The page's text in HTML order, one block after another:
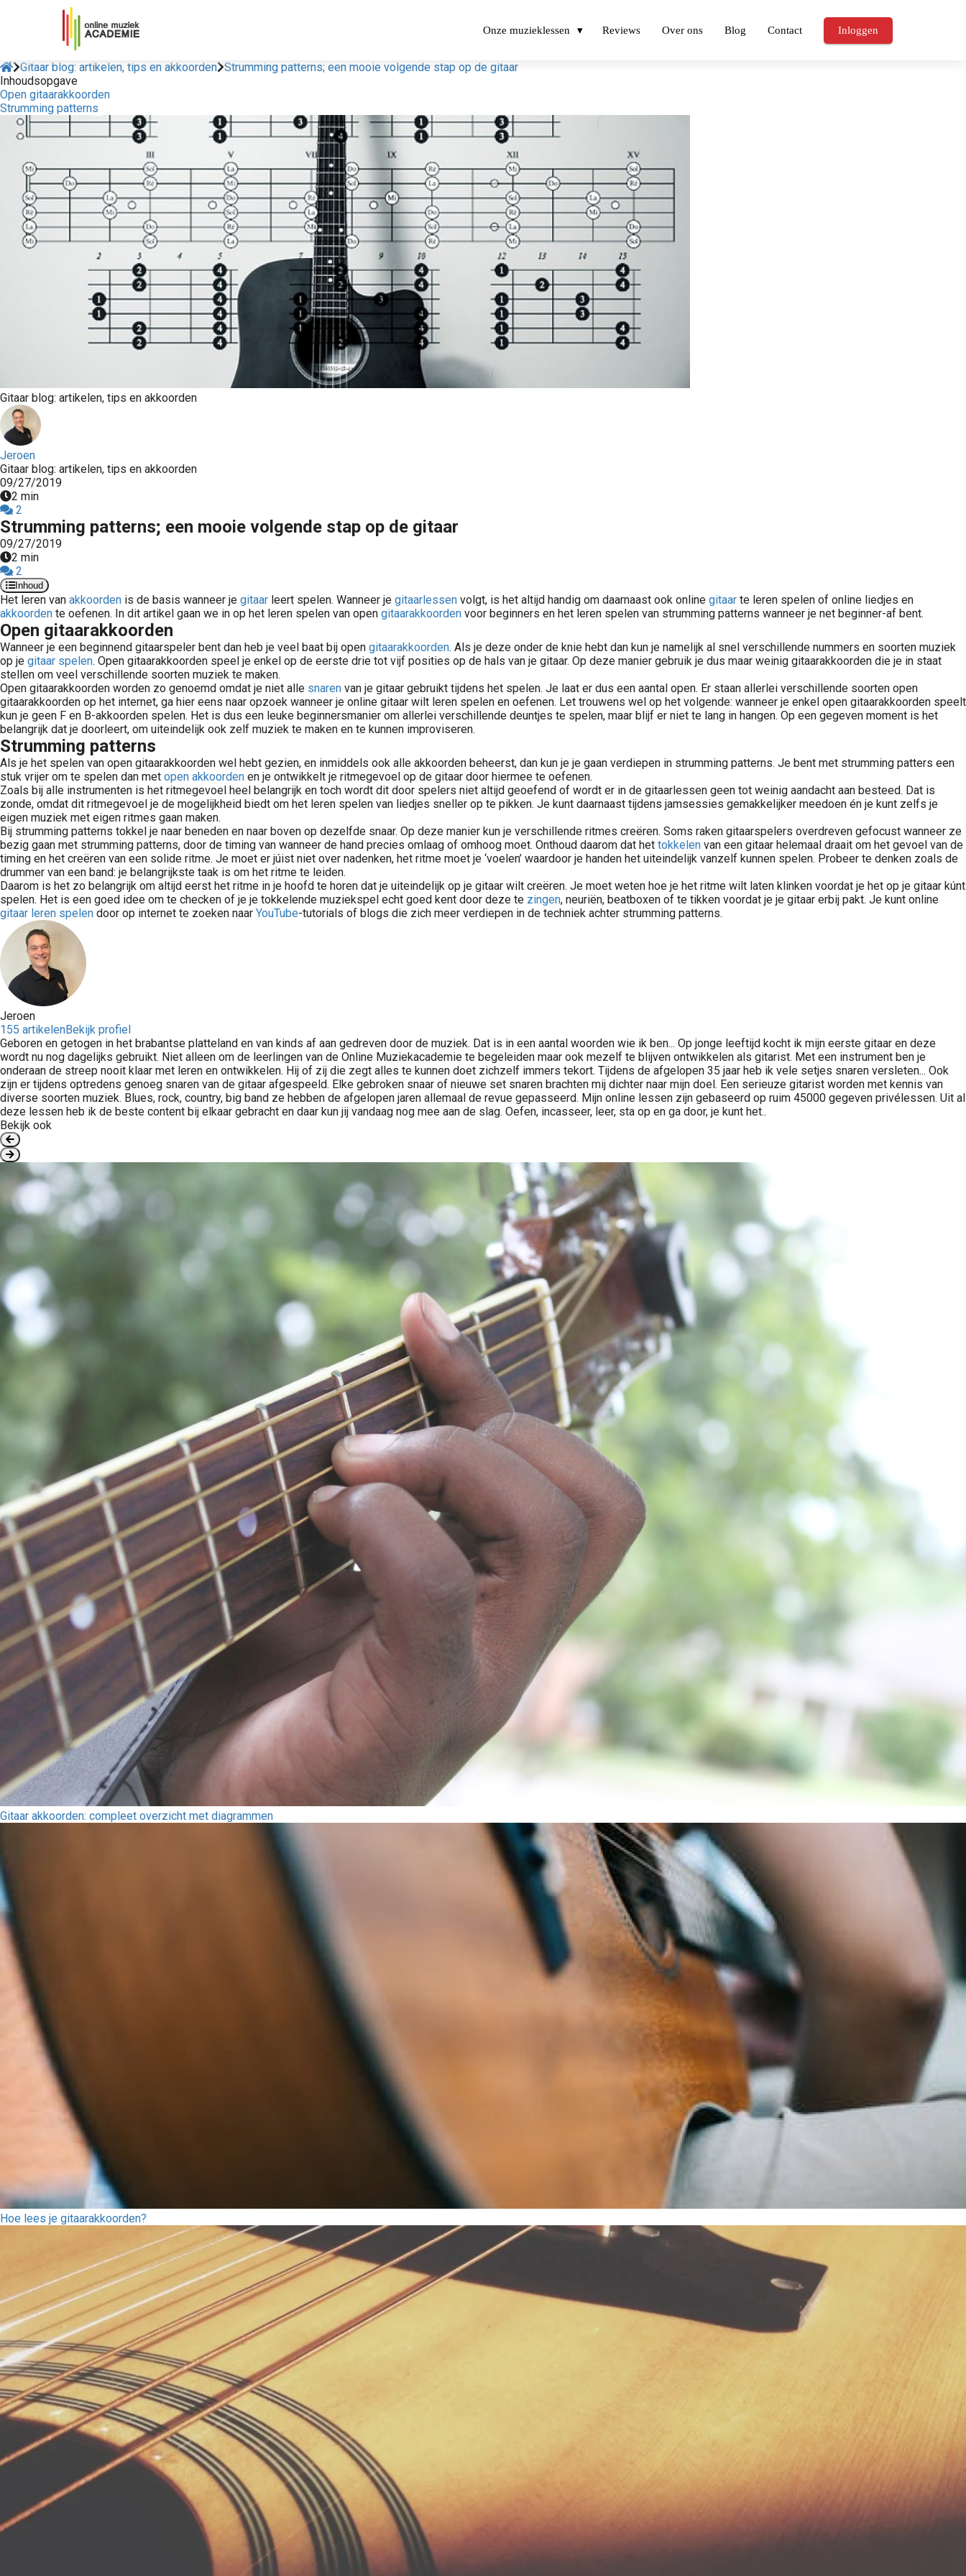
Onze muzieklessen Reviews Over ons Blog Contact Inloggen
Gitaar blog: artikelen, tips en akkoorden Strumming patterns; een mooie volgende stap op de gitaar
Inhoudsopgave
Open gitaarakkoorden
Strumming patterns
Gitaar blog: artikelen, tips en akkoorden
Jeroen
Gitaar blog: artikelen, tips en akkoorden
09/27/2019
2 min
2
Strumming patterns; een mooie volgende stap op de gitaar
09/27/2019
2 min
2
Inhoud
Het leren van akkoorden is de basis wanneer je gitaar leert spelen. Wanneer je gitaarlessen volgt, is het altijd handig om daarnaast ook online gitaar te leren spelen of online liedjes en
akkoorden te oefenen. In dit artikel gaan we in op het leren spelen van open gitaarakkoorden voor beginners en het leren spelen van strumming patterns wanneer je net beginner-af bent.
Open gitaarakkoorden
Wanneer je een beginnend gitaarspeler bent dan heb je veel baat bij open gitaarakkoorden. Als je deze onder de knie hebt dan kun je namelijk al snel verschillende nummers en soorten muziek
op je gitaar spelen. Open gitaarakkoorden speel je enkel op de eerste drie tot vijf posities op de hals van je gitaar. Op deze manier gebruik je dus maar weinig gitaarakkoorden die je in staat
stellen om veel verschillende soorten muziek te maken.
Open gitaarakkoorden worden zo genoemd omdat je niet alle snaren van je gitaar gebruikt tijdens het spelen. Je laat er dus een aantal open. Er staan allerlei verschillende soorten open
gitaarakkoorden op het internet, ga hier eens naar opzoek wanneer je online gitaar wilt leren spelen en oefenen. Let trouwens wel op het volgende: wanneer je enkel open gitaarakkoorden speelt
kun je geen F en B-akkoorden spelen. Het is dus een leuke beginnersmanier om allerlei verschillende deuntjes te spelen, maar blijf er niet te lang in hangen. Op een gegeven moment is het
belangrijk dat je doorleert, om uiteindelijk ook zelf muziek te maken en te kunnen improviseren.
Strumming patterns
Als je het spelen van open gitaarakkoorden wel hebt gezien, en inmiddels ook alle akkoorden beheerst, dan kun je je gaan verdiepen in strumming patterns. Je bent met strumming patters een
stuk vrijer om te spelen dan met open akkoorden en je ontwikkelt je ritmegevoel op de gitaar door hiermee te oefenen.
Zoals bij alle instrumenten is het ritmegevoel heel belangrijk en toch wordt dit door spelers niet altijd geoefend of wordt er in de gitaarlessen geen tot weinig aandacht aan besteed. Dat is
zonde, omdat dit ritmegevoel je de mogelijkheid biedt om het leren spelen van liedjes sneller op te pikken. Je kunt daarnaast tijdens jamsessies gemakkelijker meedoen én je kunt zelfs je
eigen muziek met eigen ritmes gaan maken.
Bij strumming patterns tokkel je naar beneden en naar boven op dezelfde snaar. Op deze manier kun je verschillende ritmes creëren. Soms raken gitaarspelers overdreven gefocust wanneer ze
bezig gaan met strumming patterns, door de timing van wanneer de hand precies omlaag of omhoog moet. Onthoud daarom dat het tokkelen van een gitaar helemaal draait om het gevoel van de
timing en het creëren van een solide ritme. Je moet er júist niet over nadenken, het ritme moet je ‘voelen’ waardoor je handen het uiteindelijk vanzelf kunnen spelen. Probeer te denken zoals de
drummer van een band: je belangrijkste taak is om het ritme te leiden.
Daarom is het zo belangrijk om altijd eerst het ritme in je hoofd te horen dat je uiteindelijk op je gitaar wilt creëren. Je moet weten hoe je het ritme wilt laten klinken voordat je het op je gitaar kúnt
spelen. Het is een goed idee om te checken of je je tokkelende muziekspel echt goed kent door deze te zingen, neuriën, beatboxen of te tikken voordat je je gitaar erbij pakt. Je kunt online
gitaar leren spelen door op internet te zoeken naar YouTube-tutorials of blogs die zich meer verdiepen in de techniek achter strumming patterns.
Jeroen
155 artikelenBekijk profiel
Geboren en getogen in het brabantse platteland en van kinds af aan gedreven door de muziek. Dat is in een aantal woorden wie ik ben... Op jonge leeftijd kocht ik mijn eerste gitaar en deze
wordt nu nog dagelijks gebruikt. Niet alleen om de leerlingen van de Online Muziekacademie te begeleiden maar ook mezelf te blijven ontwikkelen als gitarist. Met een instrument ben je
onderaan de streep nooit klaar met leren en ontwikkelen. Hij of zij die zegt alles te kunnen doet zichzelf immers tekort. Tijdens de afgelopen 35 jaar heb ik vele setjes snaren versleten... Ook
zijn er tijdens optredens genoeg snaren van de gitaar afgespeeld. Elke gebroken snaar of nieuwe set snaren brachten mij dichter naar mijn doel. Een serieuze gitarist worden met kennis van
diverse soorten muziek. Blues, rock, country, big band ze hebben de afgelopen jaren allemaal de revue gepasseerd. Mijn online lessen zijn gebaseerd op ruim 45000 gegeven privélessen. Uit al
deze lessen heb ik de beste content bij elkaar gebracht en daar kun jij vandaag nog mee aan de slag. Oefen, incasseer, leer, sta op en ga door, je kunt het..
Bekijk ook
Gitaar akkoorden: compleet overzicht met diagrammen
Hoe lees je gitaarakkoorden?